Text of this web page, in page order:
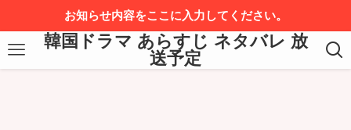
お知らせ内容をここに入力してください。
韓国ドラマ あらすじ ネタバレ 放
送予定